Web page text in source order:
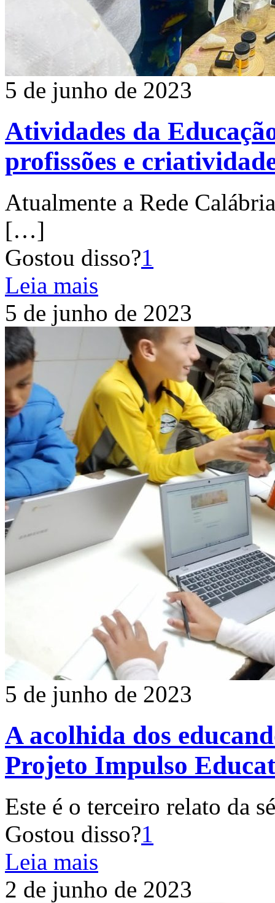
5 de junho de 2023
Atividades da
profissões e
Atualmente a Rede
[…]
Gostou disso?1
Leia mais
5 de junho de 2023
5 de junho de 2023
A acolhida dos
Projeto Impulso
Este é o terceiro relato da
Gostou disso?1
Leia mais
2 de junho de 2023